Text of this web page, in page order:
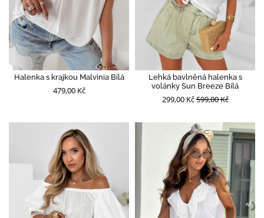
Halenka s krajkou Malvinia Bílá
479,00 Kč
Lehká bavlněná halenka s
volánky Sun Breeze Bílá
299,00 Kč599,00 Kč